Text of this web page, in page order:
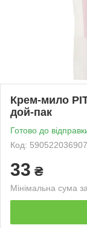
Крем-мило
дой-пак
Готово до
Код:
33 ₴
Мінімальна сума